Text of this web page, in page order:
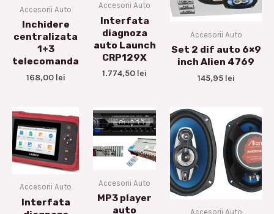
Accesorii Auto
Inchidere
centralizata
1+3
telecomanda
168,00 lei
Accesorii Auto
Interfata
diagnoza
auto Launch
CRP129X
1.774,50 lei
Accesorii Auto
Set 2 dif auto 6×9
inch Alien 4769
145,95 lei
Accesorii Auto
Interfata
Accesorii Auto
MP3 player
auto
Accesorii Auto